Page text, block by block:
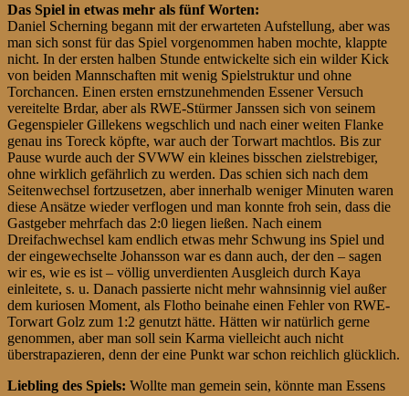
Das Spiel in etwas mehr als fünf Worten:
Daniel Scherning begann mit der erwarteten Aufstellung, aber was
man sich sonst für das Spiel vorgenommen haben mochte, klappte
nicht. In der ersten halben Stunde entwickelte sich ein wilder Kick
von beiden Mannschaften mit wenig Spielstruktur und ohne
Torchancen. Einen ersten ernstzunehmenden Essener Versuch
vereitelte Brdar, aber als RWE-Stürmer Janssen sich von seinem
Gegenspieler Gillekens wegschlich und nach einer weiten Flanke
genau ins Toreck köpfte, war auch der Torwart machtlos. Bis zur
Pause wurde auch der SVWW ein kleines bisschen zielstrebiger,
ohne wirklich gefährlich zu werden. Das schien sich nach dem
Seitenwechsel fortzusetzen, aber innerhalb weniger Minuten waren
diese Ansätze wieder verflogen und man konnte froh sein, dass die
Gastgeber mehrfach das 2:0 liegen ließen. Nach einem
Dreifachwechsel kam endlich etwas mehr Schwung ins Spiel und
der eingewechselte Johansson war es dann auch, der den – sagen
wir es, wie es ist – völlig unverdienten Ausgleich durch Kaya
einleitete, s. u. Danach passierte nicht mehr wahnsinnig viel außer
dem kuriosen Moment, als Flotho beinahe einen Fehler von RWE-
Torwart Golz zum 1:2 genutzt hätte. Hätten wir natürlich gerne
genommen, aber man soll sein Karma vielleicht auch nicht
überstrapazieren, denn der eine Punkt war schon reichlich glücklich.
Liebling des Spiels: Wollte man gemein sein, könnte man Essens